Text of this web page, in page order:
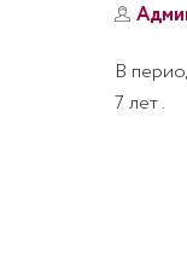
В
7 лет .